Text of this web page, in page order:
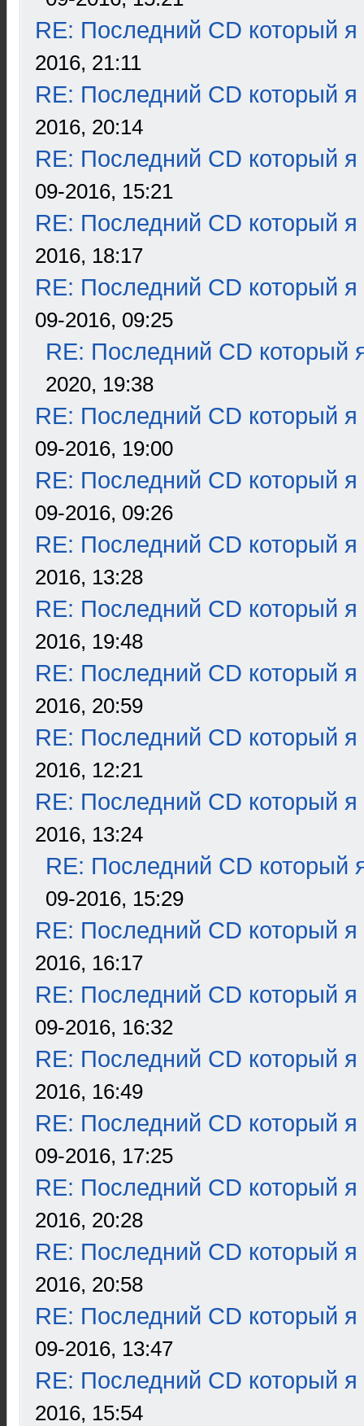
RE: Последний CD который я
2016, 21:11
RE: Последний CD который я
2016, 20:14
RE: Последний CD который я
09-2016, 15:21
RE: Последний CD который я
2016, 18:17
RE: Последний CD который я
09-2016, 09:25
RE: Последний CD который
2020, 19:38
RE: Последний CD который я
09-2016, 19:00
RE: Последний CD который я
09-2016, 09:26
RE: Последний CD который я
2016, 13:28
RE: Последний CD который я
2016, 19:48
RE: Последний CD который я
2016, 20:59
RE: Последний CD который я
2016, 12:21
RE: Последний CD который я
2016, 13:24
RE: Последний CD который
09-2016, 15:29
RE: Последний CD который я
2016, 16:17
RE: Последний CD который я
09-2016, 16:32
RE: Последний CD который я
2016, 16:49
RE: Последний CD который я
09-2016, 17:25
RE: Последний CD который я
2016, 20:28
RE: Последний CD который я
2016, 20:58
RE: Последний CD который я
09-2016, 13:47
RE: Последний CD который я
2016, 15:54